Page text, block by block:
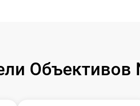
Объективов